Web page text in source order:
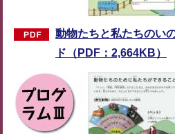
動物たちと私たちのい
ド（PDF：2,664KB）